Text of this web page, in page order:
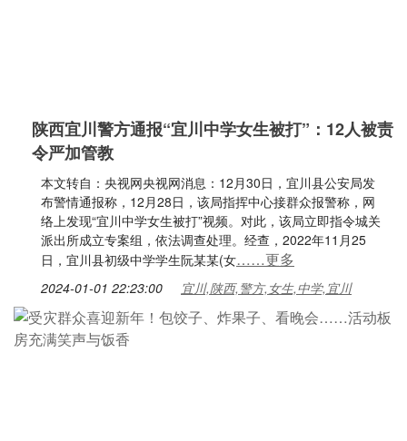
陕西宜川警方通报“宜川中学女生被打”：12人被责
令严加管教
本文转自：央视网央视网消息：12月30日，宜川县公安局发
布警情通报称，12月28日，该局指挥中心接群众报警称，网
络上发现“宜川中学女生被打”视频。对此，该局立即指令城关
派出所成立专案组，依法调查处理。经查，2022年11月25
日，宜川县初级中学学生阮某某(女……更多
2024-01-01 22:23:00 宜川,陕西,警方,女生,中学,宜川